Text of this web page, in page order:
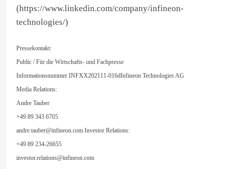
(https://www.linkedin.com/company/infineon-
technologies/)
Pressekontakt:
Public / Für die Wirtschafts- und Fachpresse
Informationsnummer INFXX202111-016dInfineon Technologies AG
Media Relations:
Andre Tauber
+49 89 343 6705
andre.tauber@infineon.com Investor Relations:
+49 89 234-26655
investor.relations@infineon.com